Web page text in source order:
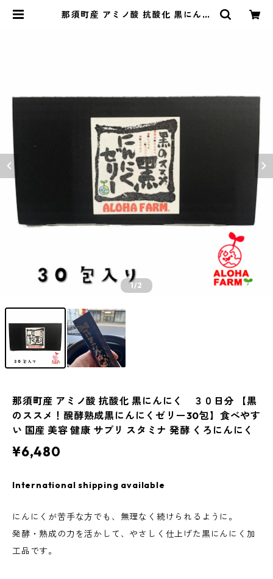
那須町産 アミノ酸 抗酸化 黒にんに
1/2
那須町産 アミノ酸 抗酸化 黒にんにく ３０日分 【黒
のススメ！醗酵熟成黒にんにくゼリー30包】食べやす
い 国産 美容 健康 サプリ スタミナ 発酵 くろにんにく
¥6,480
International shipping available
にんにくが苦手な方でも、無理なく続けられるように。
発酵・熟成の力を活かして、やさしく仕上げた黒にんにく加
工品です。